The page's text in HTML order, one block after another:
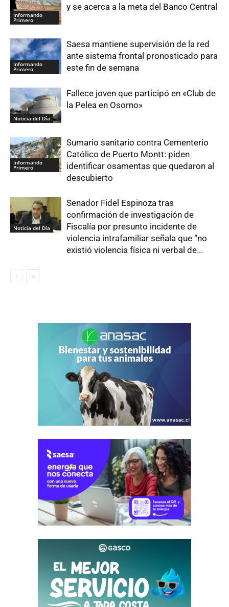
Informando
Primero
y se acerca a la meta del Banco Central
Informando
Primero
Saesa mantiene supervisión de la red
ante sistema frontal pronosticado para
este fin de semana
Noticia del Día
Fallece joven que participó en «Club de
la Pelea en Osorno»
Informando
Primero
Sumario sanitario contra Cementerio
Católico de Puerto Montt: piden
identificar osamentas que quedaron al
descubierto
Noticia del Día
Senador Fidel Espinoza tras
confirmación de investigación de
Fiscalía por presunto incidente de
violencia intrafamiliar señala que “no
existió violencia física ni verbal de...